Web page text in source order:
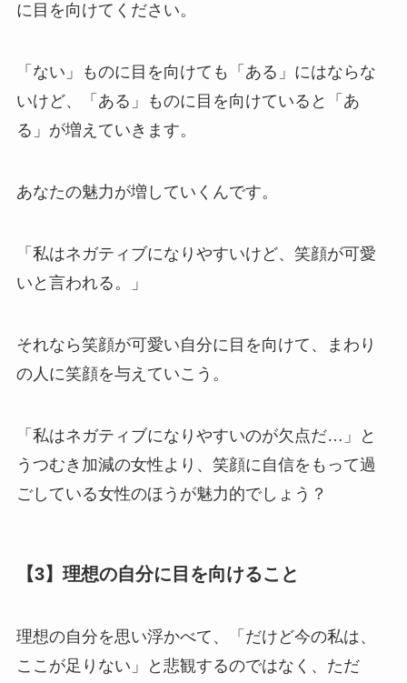
に目を向けてください。
「ない」ものに目を向けても「ある」にはならな
いけど、「ある」ものに目を向けていると「あ
る」が増えていきます。
あなたの魅力が増していくんです。
「私はネガティブになりやすいけど、笑顔が可愛
いと言われる。」
それなら笑顔が可愛い自分に目を向けて、まわり
の人に笑顔を与えていこう。
「私はネガティブになりやすいのが欠点だ…」と
うつむき加減の女性より、笑顔に自信をもって過
ごしている女性のほうが魅力的でしょう？
【3】理想の自分に目を向けること
理想の自分を思い浮かべて、「だけど今の私は、
ここが足りない」と悲観するのではなく、ただ